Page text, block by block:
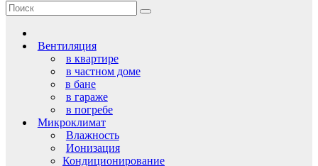
Вентиляция
в квартире
в частном доме
в бане
в гараже
в погребе
Микроклимат
Влажность
Ионизация
Кондиционирование